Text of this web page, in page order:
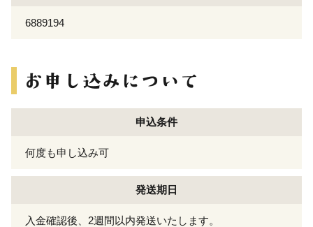
6889194
申込条件
何度も申し込み可
発送期日
入金確認後、2週間以内発送いたします。